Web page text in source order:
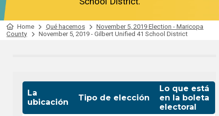
Home Qué hacemos
November 5, 2019 Election - Maricopa
County
November 5, 2019 - Gilbert Unified 41 School District
La
ubicación
Tipo de elección
Lo que está
en la boleta
electoral